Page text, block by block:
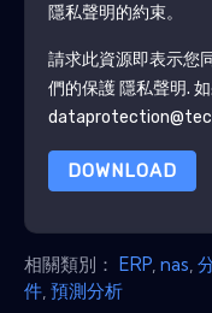
隱私聲明的約束。
請求此資源即表示您
們的保護 隱私聲明.
DOWNLOAD
相關類別： ERP nas
件 預測分析